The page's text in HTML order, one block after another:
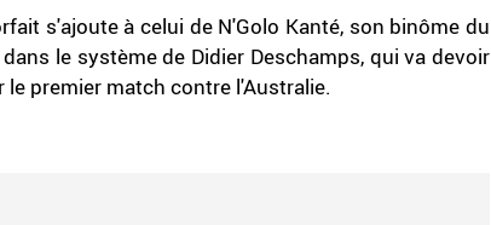
s'ajoute à celui de N'Golo Kanté, son binôme du
le système de Didier Deschamps, qui va devoir
premier match contre l'Australie.